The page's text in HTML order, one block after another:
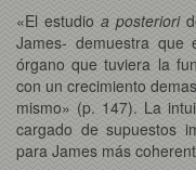
«El estudioa posteriori
James- demuestra que
órgano que tuviera la
con un crecimiento
mismo» (p. 147). La
cargado de supuestos
para James más